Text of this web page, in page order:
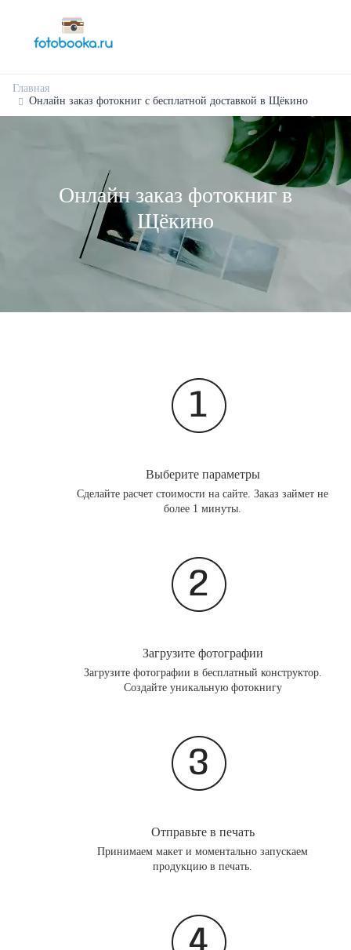
Главная
Онлайн заказ фотокниг с бесплатной доставкой в Щёкино
Онлайн заказ фотокниг в
Щёкино
Выберите параметры
Сделайте расчет стоимости на сайте. Заказ займет не
более 1 минуты.
Загрузите фотографии
Загрузите фотографии в бесплатный конструктор.
Создайте уникальную фотокнигу
Отправьте в печать
Принимаем макет и моментально запускаем
продукцию в печать.